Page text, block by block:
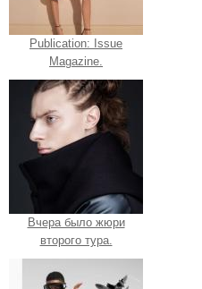
Publication: Issue
Magazine.
Вчера было жюри
второго тура.